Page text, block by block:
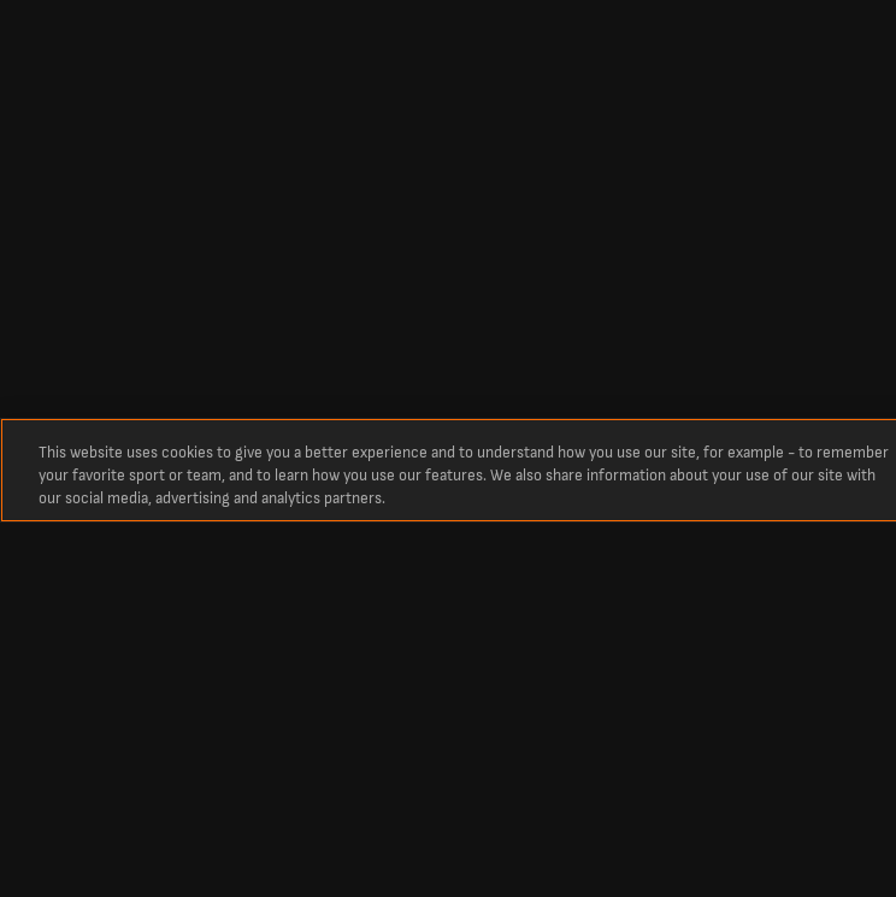
This website uses cookies to give you a better experience and to understand how you use our site, for example - to remember
your favorite sport or team, and to learn how you use our features. We also share information about your use of our site with
our social media, advertising and analytics partners.